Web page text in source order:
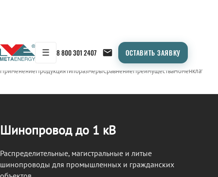
☰ 8 800 301 2407 ОСТАВИТЬ ЗАЯВКУ
← Продукция/ШИНОПРОВОД
ПрименениеПродукцияТипоразмерыСравнениеПреимуществаНоменклатура
Шинопровод до 1 кВ
Распределительные, магистральные и литые
шинопроводы для промышленных и гражданских